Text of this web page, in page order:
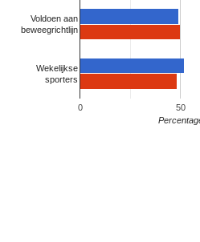
0 50
Voldoen aan
beweegrichtlijn
Wekelijkse
sporters